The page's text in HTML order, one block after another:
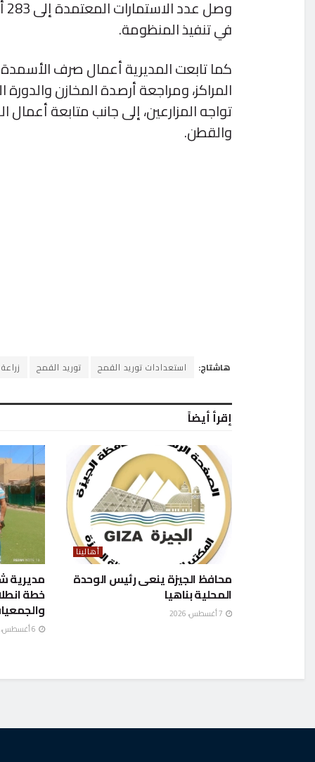
في تنفيذ المنظومة.
كما تابعت المديرية أعمال صرف
المراكز، ومراجعة أرصدة المخازن
تواجه المزارعين، إلى جانب متابعة أعمال
والقطن.
هاشتاج: استعدادات توريد القمح توريد القمح
إقرأ أيضاً
أهالينا
محافظ الجيزة ينعى رئيس الوحدة
المحلية بناهيا
مديرية
خطة